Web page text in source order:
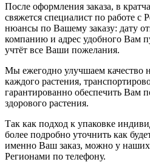
После оформления заказа, в
свяжется специалист по работе с
нюансы по Вашему заказу: дату
компанию и адрес удобного Вам
учтёт все Ваши пожелания.
Мы ежегодно улучшаем качество
каждого растения,
гарантированно обеспечить Вам
здорового растения.
Так как подход к упаковке
более подробно уточнить как
именно Ваш заказ, можно у
Регионами по телефону.